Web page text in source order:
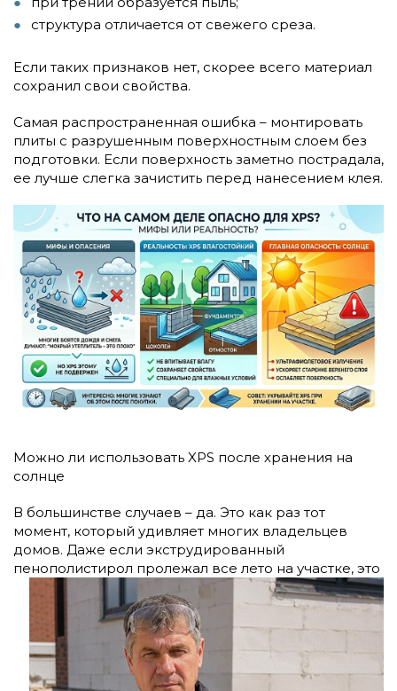
структура отличается от свежего среза.
Если таких признаков нет, скорее всего материал
сохранил свои свойства.
Самая распространенная ошибка – монтировать
плиты с разрушенным поверхностным слоем без
подготовки. Если поверхность заметно пострадала,
ее лучше слегка зачистить перед нанесением клея.
Можно ли использовать XPS после хранения на
солнце
В большинстве случаев – да. Это как раз тот
момент, который удивляет многих владельцев
домов. Даже если экструдированный
пенополистирол пролежал все лето на участке, это